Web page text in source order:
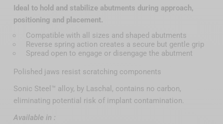
Ideal to hold and stabilize abutments during approach,
positioning and placement.
Compatible with all sizes and shaped abutments
Reverse spring action creates a secure but gentle grip
Spread open to engage or disengage the abutment
Polished jaws resist scratching components
Sonic Steel™ alloy, by Laschal, contains no carbon,
eliminating potential risk of implant contamination.
Available in :